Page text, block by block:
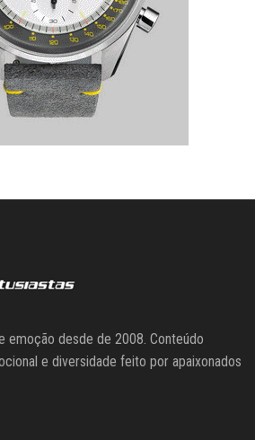
emoção desde de 2008. Conteúdo
e diversidade feito por apaixonados